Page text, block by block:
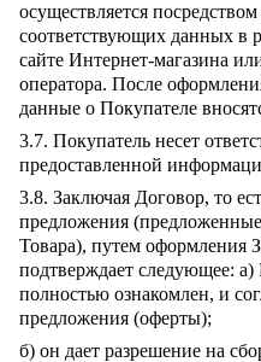
осуществляется
соответствующих данных в
сайте Интернет-магазина
оператора. После
данные о Покупателе
3.7. Покупатель несет
предоставленной
3.8. Заключая Договор, то
предложения
Товара), путем оформления
подтверждает следующее:
полностью ознакомлен, и
предложения (оферты);
б) он дает разрешение на